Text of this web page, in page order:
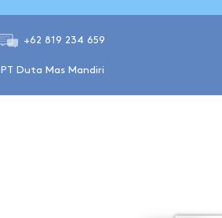
+62 819 234 659
Duta Mas Mandiri